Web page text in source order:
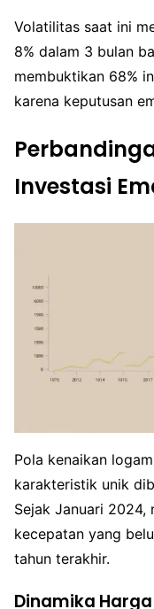
Volatilitas saat ini
8% dalam 3 bulan
membuktikan 68%
karena keputusan
Investasi
Pola kenaikan
karakteristik unik
Sejak Januari 2024,
kecepatan yang
tahun terakhir.
Dinamika